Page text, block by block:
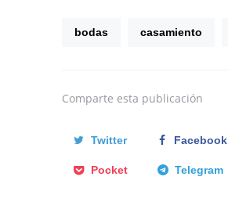
bodas casamiento
Comparte esta publicación
Twitter Facebook
Pocket Telegram